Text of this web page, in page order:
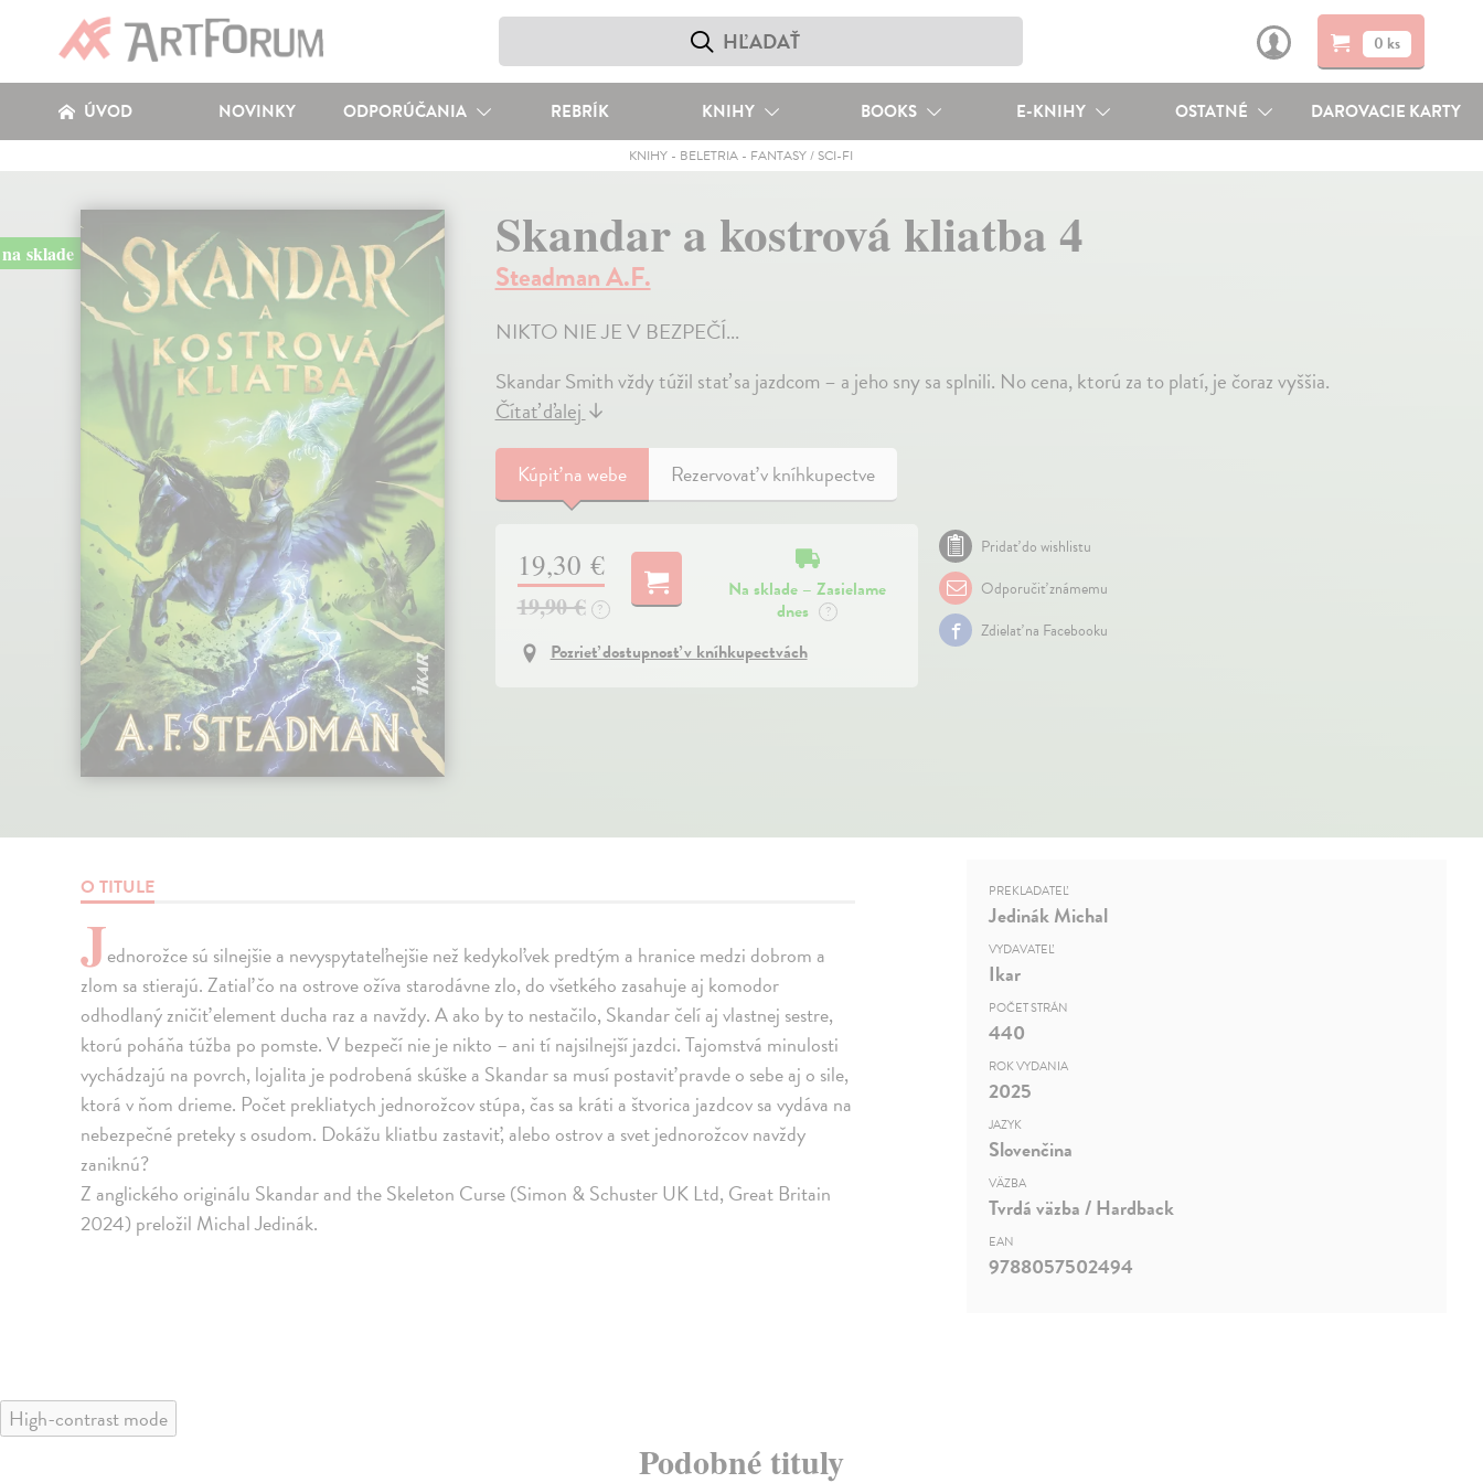
0 ks
ÚVOD NOVINKY ODPORÚČANIA REBRÍK KNIHY BOOKS E-KNIHY OSTATNÉ DAROVACIE KARTY
KNIHY - BELETRIA - FANTASY / SCI-FI
na sklade Skandar a kostrová kliatba 4
Steadman A.F.
NIKTO NIE JE V BEZPEČÍ...
Skandar Smith vždy túžil stať sa jazdcom – a jeho sny sa splnili. No cena, ktorú za to platí, je čoraz vyššia.
Čítať ďalej↓
Kúpiťna webe Rezervovať v kníhkupectve
19,30 €
19,90 € ?
Na sklade – Zasielame
dnes
?
Pozrieť dostupnosť v kníhkupectvách
Pridať do wishlistu
Odporučiť známemu
Zdielať na Facebooku
O TITULE
Jednorožce sú silnejšie a nevyspytateľnejšie než kedykoľvek predtým a hranice medzi dobrom a
zlom sa stierajú. Zatiaľ čo na ostrove ožíva starodávne zlo, do všetkého zasahuje aj komodor
odhodlaný zničiť element ducha raz a navždy. A ako by to nestačilo, Skandar čelí aj vlastnej sestre,
ktorú poháňa túžba po pomste. V bezpečí nie je nikto – ani tí najsilnejší jazdci. Tajomstvá minulosti
vychádzajú na povrch, lojalita je podrobená skúške a Skandar sa musí postaviť pravde o sebe aj o sile,
ktorá v ňom drieme. Počet prekliatych jednorožcov stúpa, čas sa kráti a štvorica jazdcov sa vydáva na
nebezpečné preteky s osudom. Dokážu kliatbu zastaviť, alebo ostrov a svet jednorožcov navždy
zaniknú?
Z anglického originálu Skandar and the Skeleton Curse (Simon & Schuster UK Ltd, Great Britain
2024) preložil Michal Jedinák.
PREKLADATEĽ
Jedinák Michal
VYDAVATEĽ
Ikar
POČET STRÁN
440
ROK VYDANIA
2025
JAZYK
Slovenčina
VÄZBA
Tvrdá väzba / Hardback
EAN
9788057502494
High-contrast mode
Podobné tituly